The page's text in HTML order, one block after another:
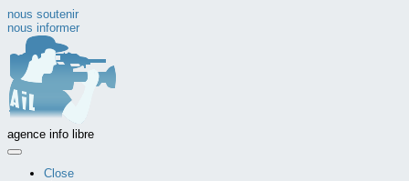
nous soutenir
nous informer
agence info libre
Close